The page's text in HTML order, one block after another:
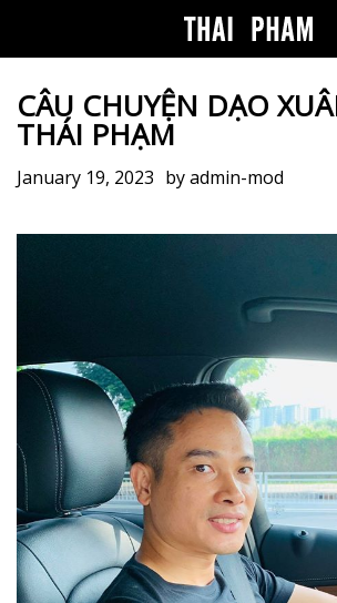
CÂU CHUYỆN DẠO
THÁI PHẠM
January 19, 2023 byadmin-mod